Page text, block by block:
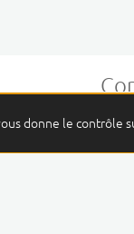
donne le contrôle